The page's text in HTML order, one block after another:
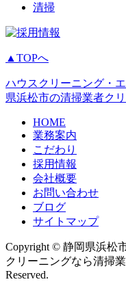
清掃
▲TOPへ
ハウスクリーニング・
県浜松市の清掃業者ク
HOME
業務案内
こだわり
採用情報
会社概要
お問い合わせ
ブログ
サイトマップ
Copyright © 静岡県浜松
クリーニングなら清掃
Reserved.